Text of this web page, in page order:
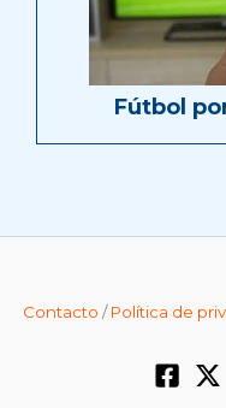
Fútbol
Contacto /Política de